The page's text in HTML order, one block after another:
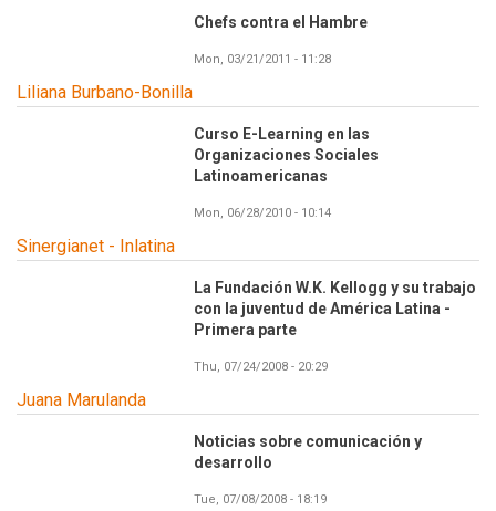
Chefs contra el Hambre
Mon, 03/21/2011 - 11:28
Liliana Burbano-Bonilla
Curso E-Learning en las
Organizaciones Sociales
Latinoamericanas
Mon, 06/28/2010 - 10:14
Sinergianet - Inlatina
La Fundación W.K. Kellogg y su trabajo
con la juventud de América Latina -
Primera parte
Thu, 07/24/2008 - 20:29
Juana Marulanda
Noticias sobre comunicación y
desarrollo
Tue, 07/08/2008 - 18:19